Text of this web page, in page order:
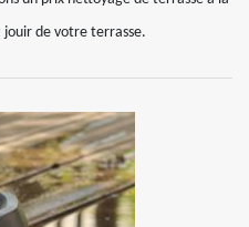
jouir de votre terrasse.